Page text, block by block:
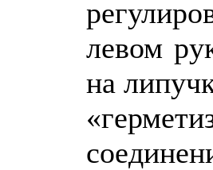
левом
на